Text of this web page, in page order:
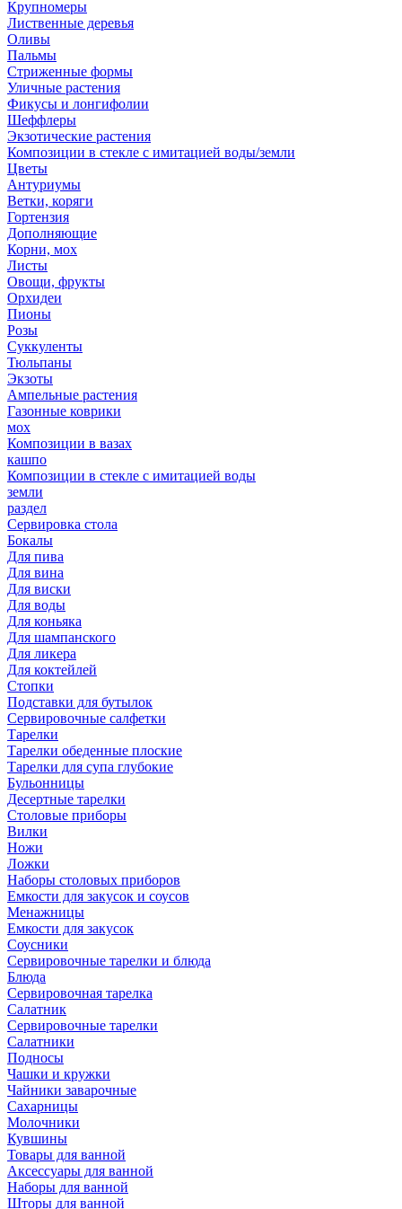
Крупномеры
Лиственные деревья
Оливы
Пальмы
Стриженные формы
Уличные растения
Фикусы и лонгифолии
Шеффлеры
Экзотические растения
Композиции в стекле с имитацией воды/земли
Цветы
Антуриумы
Ветки, коряги
Гортензия
Дополняющие
Корни, мох
Листы
Овощи, фрукты
Орхидеи
Пионы
Розы
Суккуленты
Тюльпаны
Экзоты
Ампельные растения
Газонные коврики
мох
Композиции в вазах
кашпо
Композиции в стекле с имитацией воды
земли
раздел
Сервировка стола
Бокалы
Для пива
Для вина
Для виски
Для воды
Для коньяка
Для шампанского
Для ликера
Для коктейлей
Стопки
Подставки для бутылок
Сервировочные салфетки
Тарелки
Тарелки обеденные плоские
Тарелки для супа глубокие
Бульонницы
Десертные тарелки
Столовые приборы
Вилки
Ножи
Ложки
Наборы столовых приборов
Емкости для закусок и соусов
Менажницы
Емкости для закусок
Соусники
Сервировочные тарелки и блюда
Блюда
Сервировочная тарелка
Салатник
Сервировочные тарелки
Салатники
Подносы
Чашки и кружки
Чайники заварочные
Сахарницы
Молочники
Кувшины
Товары для ванной
Аксессуары для ванной
Наборы для ванной
Шторы для ванной